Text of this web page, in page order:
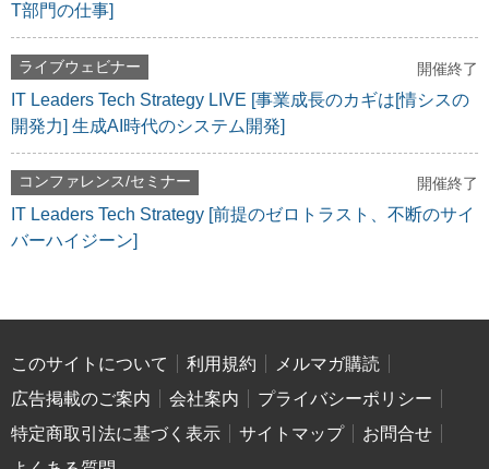
T部門の仕事]
ライブウェビナー 開催終了
IT Leaders Tech Strategy LIVE [事業成長のカギは[情シスの
開発力] 生成AI時代のシステム開発]
コンファレンス/セミナー 開催終了
IT Leaders Tech Strategy [前提のゼロトラスト、不断のサイ
バーハイジーン]
このサイトについて 利用規約
メルマガ購読
広告掲載のご案内
会社案内
プライバシーポリシー
特定商取引法に基づく表示
サイトマップ
お問合せ